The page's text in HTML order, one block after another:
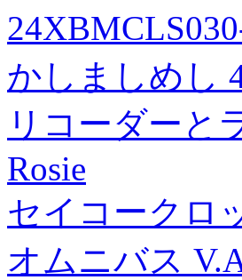
かしましめし
リコーダーと
Rosie
セイコークロ
オムニバス